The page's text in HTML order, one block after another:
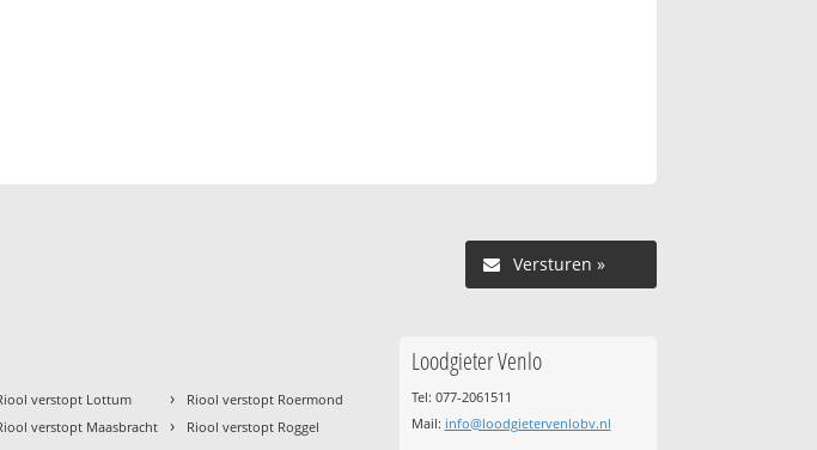
Versturen »
verstopt Lottum
verstopt Maasbracht
› Riool verstopt Roermond
› Riool verstopt Roggel
Loodgieter Venlo
Tel: 077-2061511
Mail: info@loodgietervenlobv.nl